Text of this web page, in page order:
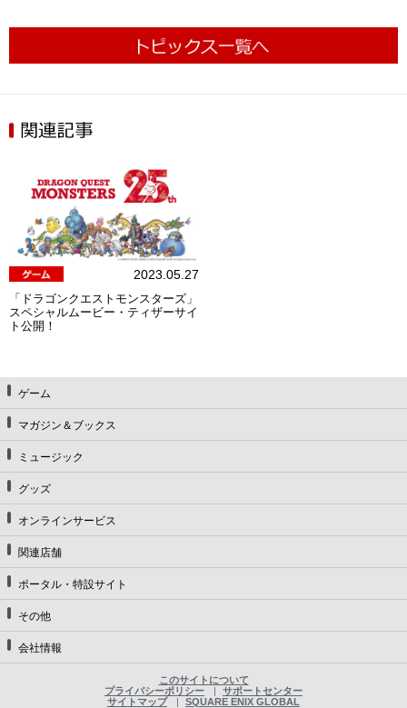
2023.05.27
「ドラゴンクエストモンスターズ」
スペシャルムービー・ティザーサイ
ト公開！
ゲーム
マガジン＆ブックス
ミュージック
グッズ
オンラインサービス
関連店舗
ポータル・特設サイト
その他
会社情報
このサイトについて
プライバシーポリシー
サポートセンター
サイトマップ
SQUARE ENIX GLOBAL